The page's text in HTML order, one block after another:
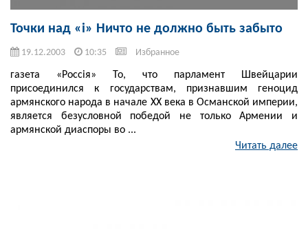
Точки над «i» Ничто не должно быть забыто
19.12.2003 10:35 Избранное
газета «Россiя» То, что парламент Швейцарии
присоединился к государствам, признавшим геноцид
армянского народа в начале ХХ века в Османской империи,
является безусловной победой не только Армении и
армянской диаспоры во ...
Читать далее